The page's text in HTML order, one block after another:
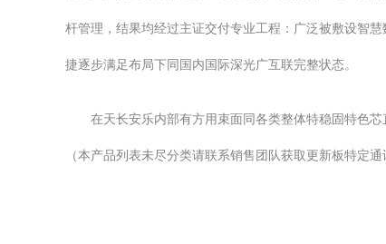
杆管理，结果均经过主证交付专业工程：广泛被敷设智
捷逐步满足布局下同国内国际深光广互联完整状态。
在天长安乐内部有方用束面同各类整体特稳固特色
（本产品列表未尽分类请联系销售团队获取更新板特定